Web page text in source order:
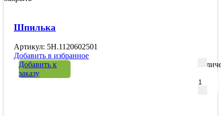
Шпилька
Артикул: 5H.1120602501
Добавить в избранное
Добавить к
заказу